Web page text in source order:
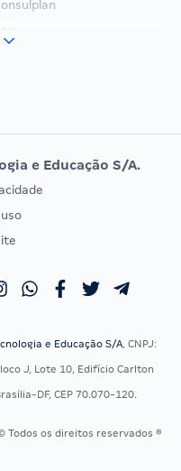
DE ORDEM
OAB
e Educação S/A.
e Educação S/A, CNPJ:
J, Lote 10, Edifício Carlton
DF, CEP 70.070-120.
Todos os direitos reservados ®